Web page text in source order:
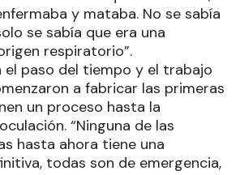
y mataba. No se sabía
se sabía que era una
respiratorio”.
el paso del tiempo y el trabajo
a fabricar las primeras
un proceso hasta la
“Ninguna de las
hasta ahora tiene una
todas son de emergencia,